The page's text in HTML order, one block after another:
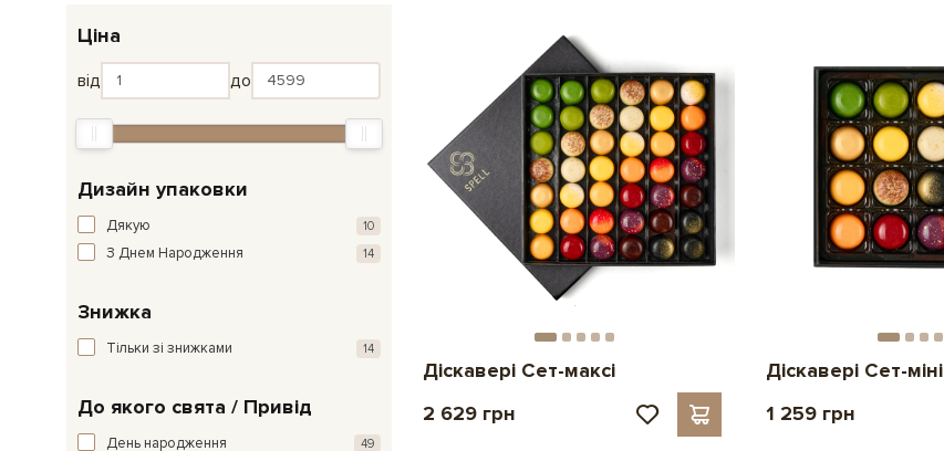
Ціна
від до
Дизайн упаковки
Дякую 10
З Днем Народження 14
Знижка
Тільки зі знижками 14
До якого свята / Привід
День народження 49
Діскавері Сет-максі
2 629 грн
Діскавері Сет-міні
1 259 грн